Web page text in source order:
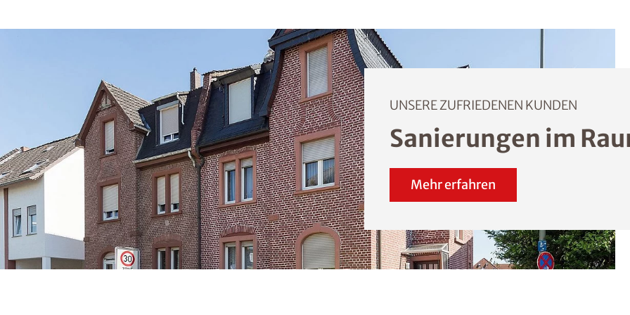
UNSERE ZUFRIEDENEN KUNDEN
Sanierungen im
Mehr erfahren